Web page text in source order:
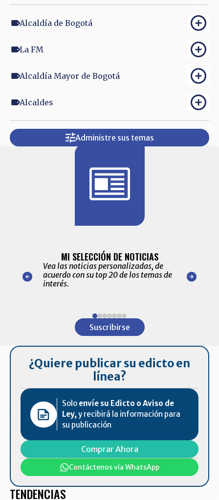
Alcaldía de Bogotá
La FM
Alcaldía Mayor de Bogotá
Alcaldes
Administre sus temas
nuestro
para
MI SELECCIÓN DE NOTICIAS
Vea las noticias personalizadas, de
acuerdo con su top 20 de los temas de
interés.
de las
Suscribirse
¿Quiere publicar su edicto en
línea?
Solo envíe su Edicto o Aviso de
Ley,y recibirá la información para
su publicación
Comprar Ahora
Contáctenos vía WhatsApp
TENDENCIAS